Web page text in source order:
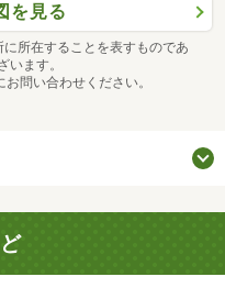
を見る
所在することを表すものであ
います。
問い合わせください。